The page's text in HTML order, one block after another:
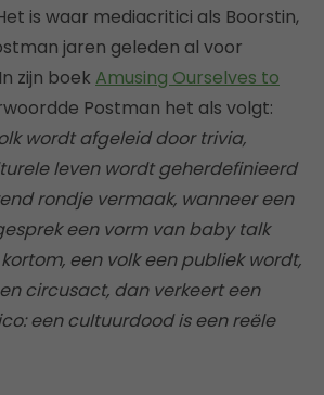
is waar mediacritici als Boorstin,
jaren geleden al voor
zijn boek Amusing Ourselves to
Postman het als volgt:
wordt afgeleid door trivia,
leven wordt geherdefinieerd
rondje vermaak, wanneer een
een vorm van baby talk
een volk een publiek wordt,
circusact, dan verkeert een
een cultuurdood is een reële